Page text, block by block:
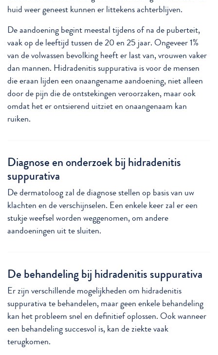
huid weer geneest kunnen er littekens achterblijven.
De aandoening begint meestal tijdens of na de puberteit,
vaak op de leeftijd tussen de 20 en 25 jaar. Ongeveer 1%
van de volwassen bevolking heeft er last van, vrouwen vaker
dan mannen. Hidradenitis suppurativa is voor de mensen
die eraan lijden een onaangename aandoening, niet alleen
door de pijn die de ontstekingen veroorzaken, maar ook
omdat het er ontsierend uitziet en onaangenaam kan
ruiken.
Diagnose en onderzoek bij hidradenitis
suppurativa
De dermatoloog zal de diagnose stellen op basis van uw
klachten en de verschijnselen. Een enkele keer zal er een
stukje weefsel worden weggenomen, om andere
aandoeningen uit te sluiten.
De behandeling bij hidradenitis suppurativa
Er zijn verschillende mogelijkheden om hidradenitis
suppurativa te behandelen, maar geen enkele behandeling
kan het probleem snel en definitief oplossen. Ook wanneer
een behandeling succesvol is, kan de ziekte vaak
terugkomen.